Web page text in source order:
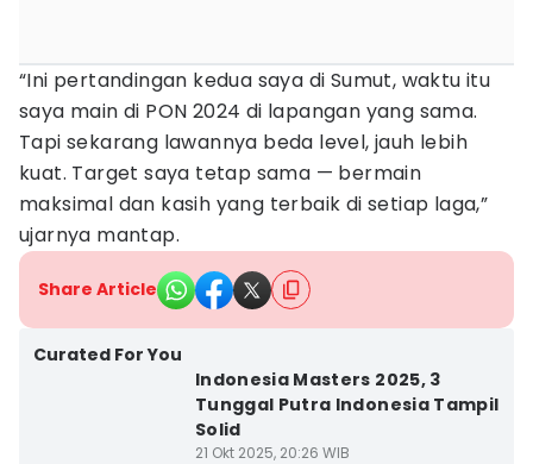
“Ini pertandingan kedua saya di Sumut, waktu itu
saya main di PON 2024 di lapangan yang sama.
Tapi sekarang lawannya beda level, jauh lebih
kuat. Target saya tetap sama — bermain
maksimal dan kasih yang terbaik di setiap laga,”
ujarnya mantap.
Share Article
Curated For You
Indonesia Masters 2025, 3
Tunggal Putra Indonesia Tampil
Solid
21 Okt 2025, 20:26 WIB